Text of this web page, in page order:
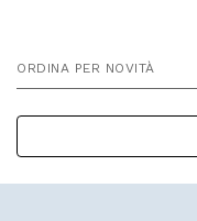
ORDINA PER NOVITÀ